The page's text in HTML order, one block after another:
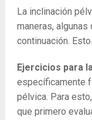
La inclinación
maneras,
continuación.
Ejercicios para
específicamente
pélvica. Para
que primero